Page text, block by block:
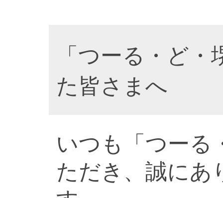
「つーる・ど
た皆さまへ
いつも「つーる
ただき、誠にあ